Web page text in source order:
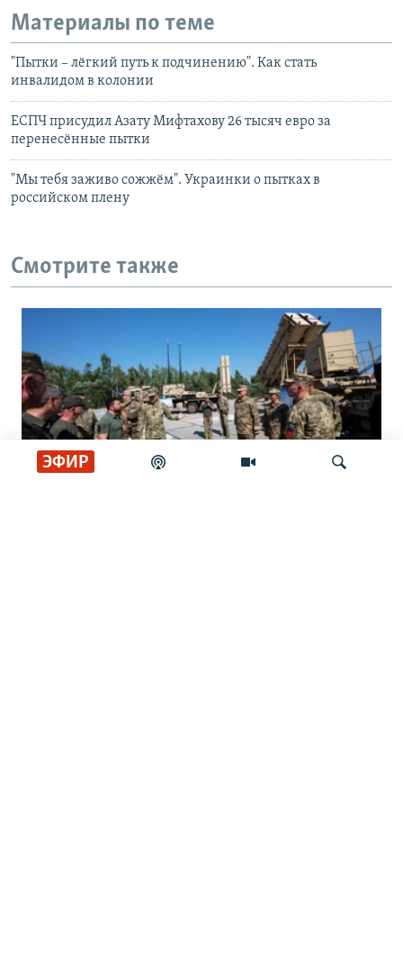
ЭФИР
Материалы по теме
"Пытки – лёгкий путь к подчинению". Как стать
инвалидом в колонии
ЕСПЧ присудил Азату Мифтахову 26 тысяч евро за
перенесённые пытки
"Мы тебя заживо сожжём". Украинки о пытках в
российском плену
Смотрите также